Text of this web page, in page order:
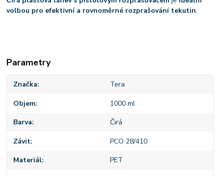
volbou pro efektivní a rovnoměrné rozprašování tekutin.
Parametry
Značka Tera
Objem 1000 ml
Barva Čirá
Závit PCO 28/410
Materiál PET